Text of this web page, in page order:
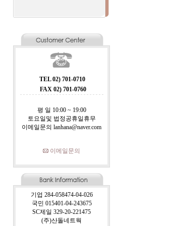
TEL 02) 701-0710
FAX 02) 701-0760
평 일 10:00 ~ 19:00
토요일및 법정공휴일휴무
이메일문의 lanhana@naver.com
이메일문의
기업 284-058474-04-026
국민 015401-04-243675
SC제일 329-20-221475
(주)산돌네트웍